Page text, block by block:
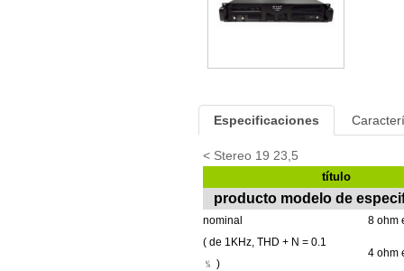
Especificaciones
< Stereo 19 23,5
título
producto modelo de
nominal 8 ohm
( de 1KHz, THD + N = 0.1
﹪ )
4 ohm